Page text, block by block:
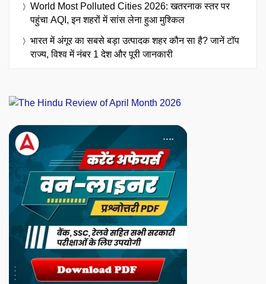
World Most Polluted Cities 2026: खतरनाक स्तर पर
पहुंचा AQI, इन शहरों में सांस लेना हुआ मुश्किल
भारत में अंगूर का सबसे बड़ा उत्पादक शहर कौन सा है? जानें टॉप
राज्य, विश्व में नंबर 1 देश और पूरी जानकारी